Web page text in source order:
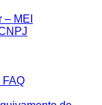
MEI
FAQ